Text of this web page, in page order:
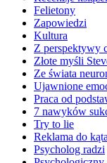
Felietony
Zapowiedzi
Kultura
Z perspektywy
Złote myśli
Ze świata
Ujawnione
Praca od
7 nawyków
Try to lie
Reklama do
Psycholog radzi